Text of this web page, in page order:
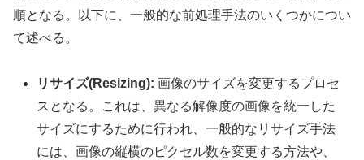
順となる。以下に、一般的な前処理手法のいくつかについ
て述べる。
リサイズ(Resizing): 画像のサイズを変更するプロセ
スとなる。これは、異なる解像度の画像を統一した
サイズにするために行われ、一般的なリサイズ手法
には、画像の縦横のピクセル数を変更する方法や、